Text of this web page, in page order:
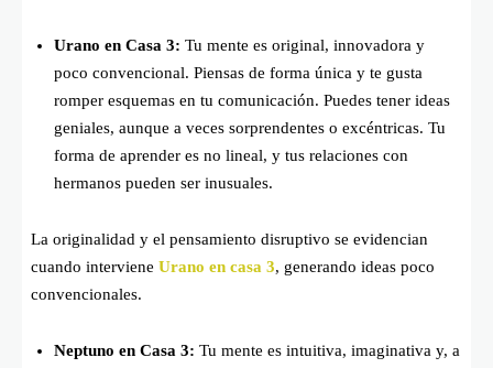
Urano en Casa 3: Tu mente es original, innovadora y
poco convencional. Piensas de forma única y te gusta
romper esquemas en tu comunicación. Puedes tener ideas
geniales, aunque a veces sorprendentes o excéntricas. Tu
forma de aprender es no lineal, y tus relaciones con
hermanos pueden ser inusuales.
La originalidad y el pensamiento disruptivo se evidencian
cuando interviene Urano en casa 3, generando ideas poco
convencionales.
Neptuno en Casa 3: Tu mente es intuitiva, imaginativa y, a